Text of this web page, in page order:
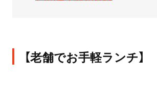
【老舗でお手軽ランチ】